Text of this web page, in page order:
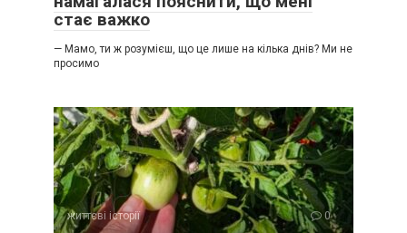
стає важко
— Мамо, ти ж розумієш, що це лише на кілька днів? Ми не
просимо
життєві історії 0